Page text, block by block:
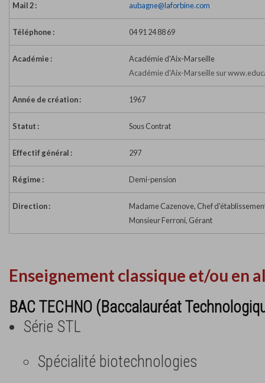
Mail 2 : aubagne@laforbine.com
Téléphone : 04 91 24 88 69
Académie :
Académie d'Aix-Marseille
Académie d'Aix-Marseille sur
Année de création : 1967
Statut : Sous Contrat
Effectif général : 297
Régime : Demi-pension
Direction :
Madame Cazenove, Chef
Monsieur Ferroni, Gérant
Enseignement classique et/ou en
BAC TECHNO (Baccalauréat
Série STL
Spécialité biotechnologies